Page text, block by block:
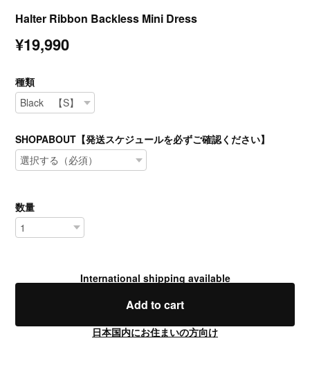
Halter Ribbon Backless Mini Dress
¥19,990
種類
SHOPABOUT【発送スケジュールを必ずご確認ください】
数量
International shipping available
Add to cart
日本国内にお住まいの方向け